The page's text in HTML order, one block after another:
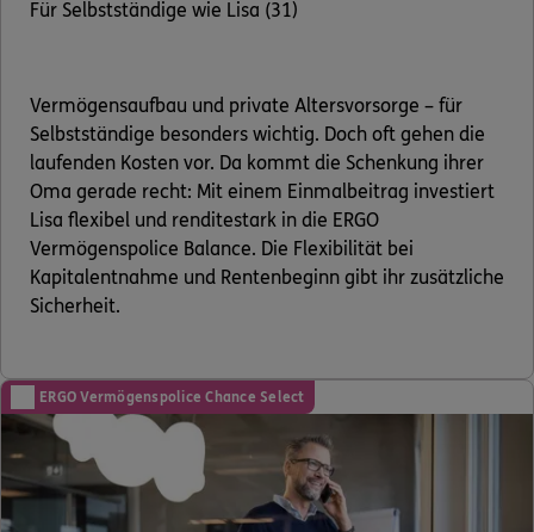
Für Selbstständige wie Lisa (31)
Vermögensaufbau und private Altersvorsorge – für
Selbstständige besonders wichtig. Doch oft gehen die
laufenden Kosten vor. Da kommt die Schenkung ihrer
Oma gerade recht: Mit einem Einmalbeitrag investiert
Lisa flexibel und renditestark in die ERGO
Vermögenspolice Balance. Die Flexibilität bei
Kapitalentnahme und Rentenbeginn gibt ihr zusätzliche
Sicherheit.
ERGO Vermögenspolice Chance Select